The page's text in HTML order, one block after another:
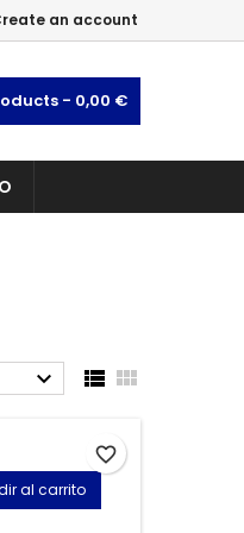
an account
- 0,00 €
  
al carrito
favorite_border